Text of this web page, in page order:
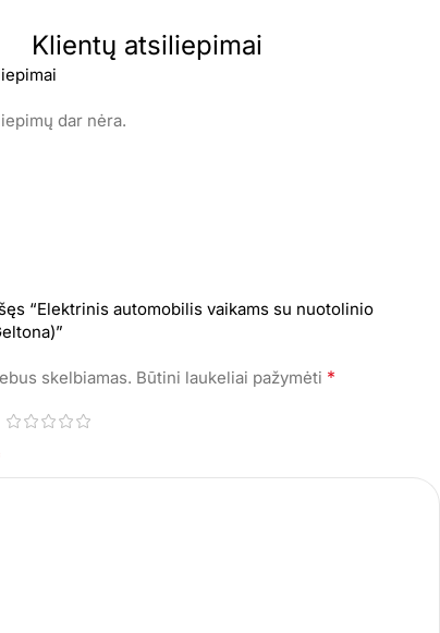
Klientų atsiliepimai
dar nėra.
“Elektrinis automobilis vaikams su nuotolinio
skelbiamas. Būtini laukeliai pažymėti *